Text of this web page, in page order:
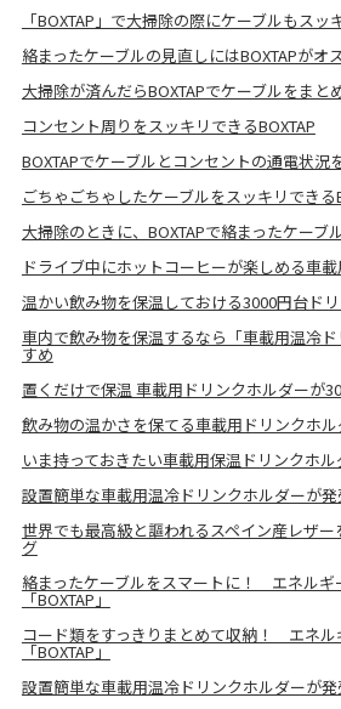
「BOXTAP」で大掃除の際にケーブルもスッ
絡まったケーブルの見直しにはBOXTAPがオ
大掃除が済んだらBOXTAPでケーブルをまと
コンセント周りをスッキリできるBOXTAP
BOXTAPでケーブルとコンセントの通電状況
ごちゃごちゃしたケーブルをスッキリできる
大掃除のときに、BOXTAPで絡まったケーブ
ドライブ中にホットコーヒーが楽しめる車
温かい飲み物を保温しておける3000円台ド
車内で飲み物を保温するなら「車載用温冷
すめ
置くだけで保温 車載用ドリンクホルダーが
飲み物の温かさを保てる車載用ドリンクホ
いま持っておきたい車載用保温ドリンクホル
設置簡単な車載用温冷ドリンクホルダーが発
世界でも最高級と謳われるスペイン産レザ
グ
絡まったケーブルをスマートに！ エネルギ
「BOXTAP」
コード類をすっきりまとめて収納！ エネル
「BOXTAP」
設置簡単な車載用温冷ドリンクホルダーが発